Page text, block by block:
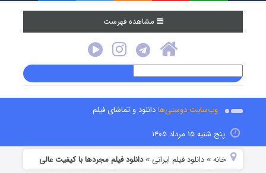
مشاهده فهرست
وب‌سایت دوستی‌هادانلود و تماشای فیلم
پنج شنبه ۱۵ مرداد ۱۴۰۵
خانه »دانلود فیلم‌ ایرانی »دانلود فیلم مجردها با کیفیت عالی